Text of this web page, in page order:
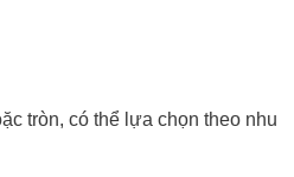
tròn, có thể lựa chọn theo nhu